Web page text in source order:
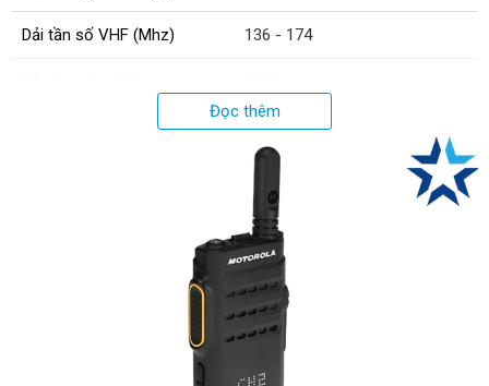
Dải tần số VHF (Mhz) 136 - 174
256
Malaysia
12.5/6.25
Thời gian bảo hành thân máy12
Đọc thêm